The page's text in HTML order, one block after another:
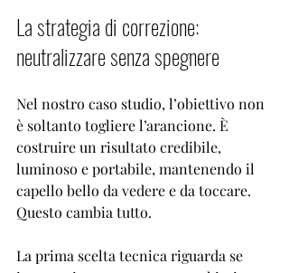
La strategia di correzione:
neutralizzare senza spegnere
Nel nostro caso studio, l’obiettivo non
è soltanto togliere l’arancione. È
costruire un risultato credibile,
luminoso e portabile, mantenendo il
capello bello da vedere e da toccare.
Questo cambia tutto.
La prima scelta tecnica riguarda se